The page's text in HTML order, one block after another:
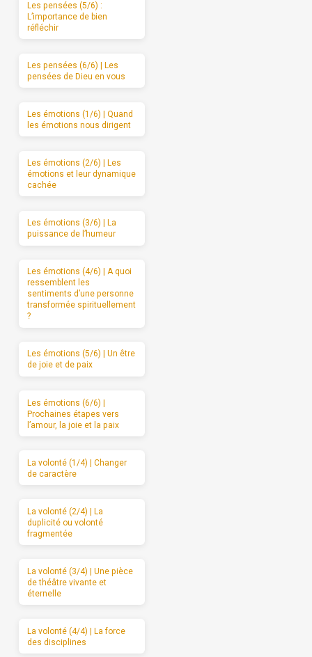
Les pensées (5/6) :
L’importance de bien
réfléchir
Les pensées (6/6) | Les
pensées de Dieu en vous
Les émotions (1/6) | Quand
les émotions nous dirigent
Les émotions (2/6) | Les
émotions et leur dynamique
cachée
Les émotions (3/6) | La
puissance de l’humeur
Les émotions (4/6) | A quoi
ressemblent les
sentiments d’une personne
transformée spirituellement
?
Les émotions (5/6) | Un être
de joie et de paix
Les émotions (6/6) |
Prochaines étapes vers
l’amour, la joie et la paix
La volonté (1/4) | Changer
de caractère
La volonté (2/4) | La
duplicité ou volonté
fragmentée
La volonté (3/4) | Une pièce
de théâtre vivante et
éternelle
La volonté (4/4) | La force
des disciplines